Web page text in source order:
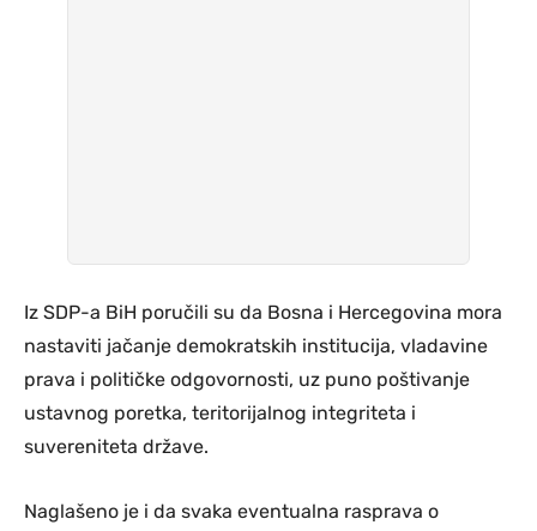
Iz SDP-a BiH poručili su da Bosna i Hercegovina mora
nastaviti jačanje demokratskih institucija, vladavine
prava i političke odgovornosti, uz puno poštivanje
ustavnog poretka, teritorijalnog integriteta i
suvereniteta države.
Naglašeno je i da svaka eventualna rasprava o